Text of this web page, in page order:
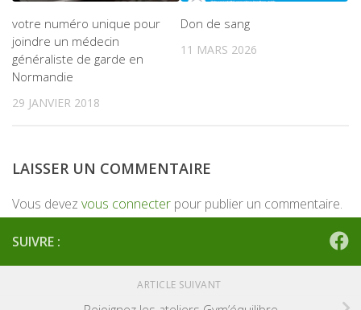
votre numéro unique pour
joindre un médecin
généraliste de garde en
Normandie
29 JANVIER 2018
Don de sang
11 MARS 2026
LAISSER UN COMMENTAIRE
Vous devez vous connecter pour publier un commentaire.
SUIVRE :
ARTICLE SUIVANT